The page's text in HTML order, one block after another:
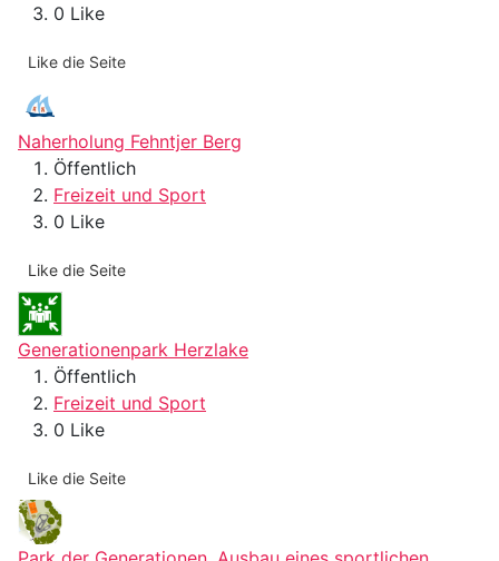
0 Like
Like die Seite
Naherholung Fehntjer Berg
Öffentlich
Freizeit und Sport
0 Like
Like die Seite
Generationenpark Herzlake
Öffentlich
Freizeit und Sport
0 Like
Like die Seite